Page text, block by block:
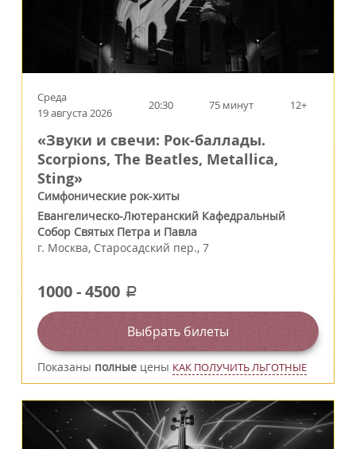
Среда
19 августа 2026
20:30 75 минут 12+
«Звуки и свечи: Рок-баллады.
Scorpions, The Beatles, Metallica,
Sting»
Симфонические рок-хиты
Евангелическо-Лютеранский Кафедральный
Собор Святых Петра и Павла
г. Москва, Старосадский пер., 7
1000-4500 a
Выбрать билеты
Показаны полные цены КАК ПОЛУЧИТЬ ЛЬГОТНЫЕ